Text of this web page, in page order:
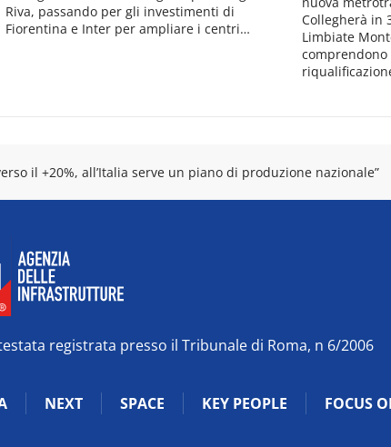
Riva, passando per gli investimenti di
Fiorentina e Inter per ampliare i centri…
Collegherà in
Limbiate
il +20%, all’Italia serve un piano di produzione nazionale”
registrata presso il Tribunale di Roma, n 6/2006
NEXT SPACE KEY PEOPLE FOCUS